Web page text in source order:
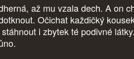
až mu vzala dech. A on
Očichat každičký
i zbytek té podivné látky.